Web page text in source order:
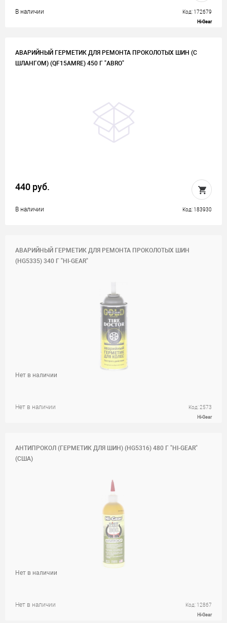
В наличии Код: 172679
Hi-Gear
АВАРИЙНЫЙ ГЕРМЕТИК ДЛЯ РЕМОНТА ПРОКОЛОТЫХ ШИН (С
ШЛАНГОМ) (QF15AMRE) 450 Г "ABRO"
440 руб.
В наличии Код: 183930
АВАРИЙНЫЙ ГЕРМЕТИК ДЛЯ РЕМОНТА ПРОКОЛОТЫХ ШИН
(НG5335) 340 Г "HI-GEAR"
Нет в наличии Код: 2573
Hi-Gear
Нет в наличии
АНТИПРОКОЛ (ГЕРМЕТИК ДЛЯ ШИН) (HG5316) 480 Г "HI-GEAR"
(США)
Нет в наличии Код: 12867
Hi-Gear
Нет в наличии